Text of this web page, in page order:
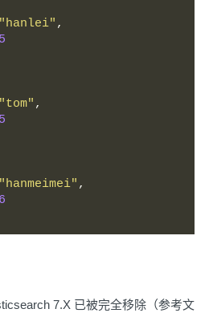
"hanlei" ,
"tom" ,
"hanmeimei" ,
7.X 已被完全移除（参考文